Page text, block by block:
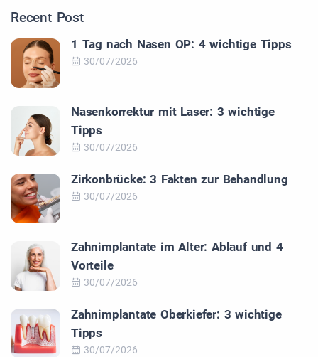
Recent Post
1 Tag nach Nasen OP: 4 wichtige Tipps
30/07/2026
Nasenkorrektur mit Laser: 3 wichtige
Tipps
30/07/2026
Zirkonbrücke: 3 Fakten zur Behandlung
30/07/2026
Zahnimplantate im Alter: Ablauf und 4
Vorteile
30/07/2026
Zahnimplantate Oberkiefer: 3 wichtige
Tipps
30/07/2026